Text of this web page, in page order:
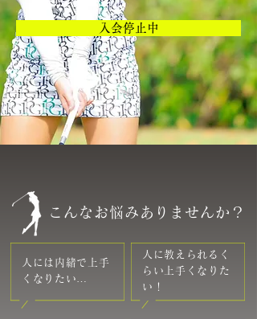
入会停止中
こんなお悩みありませんか？
人には内緒で上手
くなりたい…
人に教えられるく
らい上手くなりた
い！